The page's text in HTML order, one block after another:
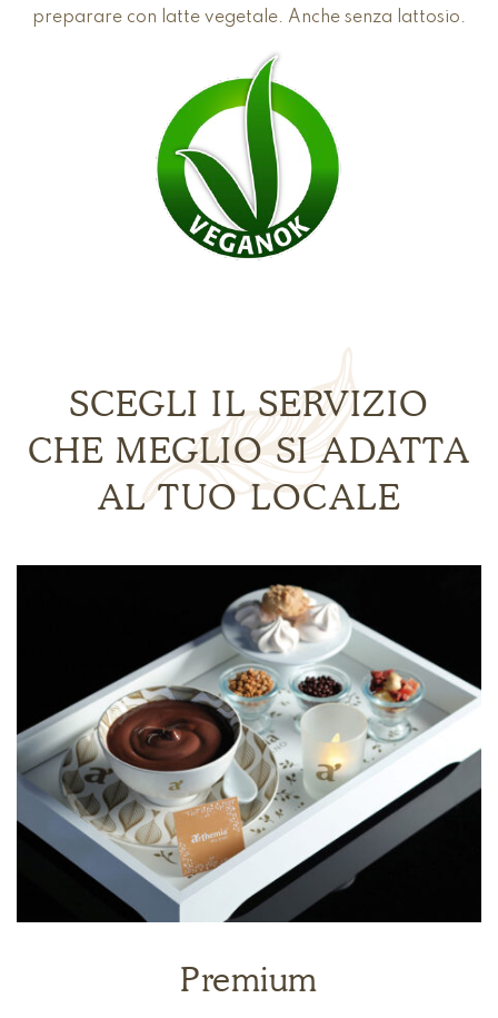
preparare con latte vegetale. Anche senza lattosio.
SCEGLI IL SERVIZIO
CHE MEGLIO SI ADATTA
AL TUO LOCALE
Premium